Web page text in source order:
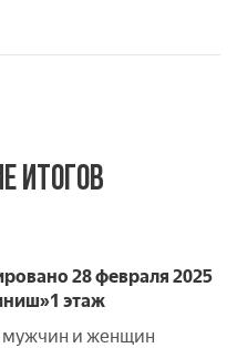
ИТОГОВ
28 февраля 2025
1 этаж
мужчин и женщин